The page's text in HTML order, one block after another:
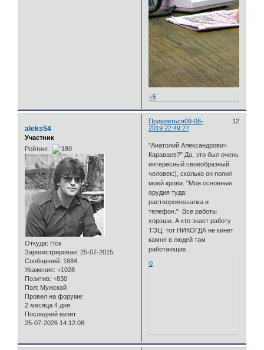
+5
Поделиться 12
09-06-
2019 22:49:27
aleks54
Участник
Рейтинг:
Откуда: Нск
Зарегистрирован: 25-07-2015
Сообщений: 1684
Уважение: +1028
Позитив: +830
Пол: Мужской
Провел на форуме:
2 месяца 4 дня
Последний визит:
25-07-2026 14:12:08
"Анатолий Александрович
Караваев?" Да, это был очень
интересный своеобразный
человек:), сколько он попил
моей крови. "Мои основные
орудия туда:
растворомешалка и
телефон." Все работы
хороши. А кто знает работу
ТЭЦ, тот НИКОГДА не кинет
камня в людей там
работающих.
0